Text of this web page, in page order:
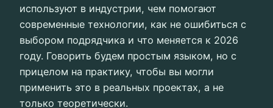
используют в индустрии, чем помогают
современные технологии, как не ошибиться с
выбором подрядчика и что меняется к 2026
году. Говорить будем простым языком, но с
прицелом на практику, чтобы вы могли
применить это в реальных проектах, а не
только теоретически.